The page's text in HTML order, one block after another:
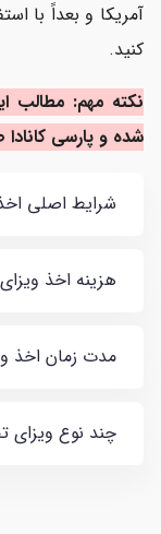
آمریکا و بعداً با
کنید.
نکته مهم: مطالب
شده و پارسی
شرایط اصلی
هزینه اخذ
مدت زمان اخذ
چند نوع ویزای